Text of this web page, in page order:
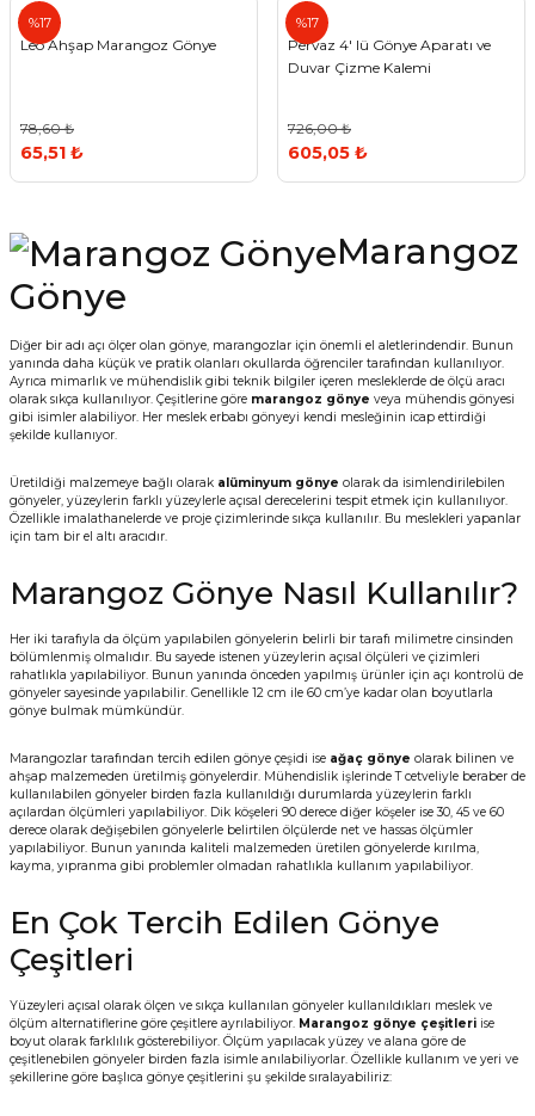
Vitrin Ara Ayakları
Askı Boruları ve Flanşları
Papuç Çeşitleri
Cam Kilidi
Elektronik Kilitler
Piton Askı
Vida, Dübel ve Çivi
Zımpara Çeşitleri
Tutkal Çeşitleri
Fırça ve Spatula
Silikon Tabancaları
Sıcak Hava Tabancası
Sabunluk
Tuvalet Fırçalığı
Pantolonluk
%17
Leo
Leo Ahşap Marangoz Gönye
78,60 ₺
65,51 ₺
%17
Pervaz 4' lü Gönye Aparatı ve
Duvar Çizme Kalemi
726,00 ₺
605,05 ₺
Marangoz
Gönye
Diğer bir adı açı ölçer olan gönye, marangozlar için önemli el aletlerindendir. Bunun
yanında daha küçük ve pratik olanları okullarda öğrenciler tarafından kullanılıyor.
Ayrıca mimarlık ve mühendislik gibi teknik bilgiler içeren mesleklerde de ölçü aracı
olarak sıkça kullanılıyor. Çeşitlerine göre marangoz gönye veya mühendis gönyesi
gibi isimler alabiliyor. Her meslek erbabı gönyeyi kendi mesleğinin icap ettirdiği
şekilde kullanıyor.
Üretildiği malzemeye bağlı olarak alüminyum gönye olarak da isimlendirilebilen
gönyeler, yüzeylerin farklı yüzeylerle açısal derecelerini tespit etmek için kullanılıyor.
Özellikle imalathanelerde ve proje çizimlerinde sıkça kullanılır. Bu meslekleri yapanlar
için tam bir el altı aracıdır.
Marangoz Gönye Nasıl Kullanılır?
Her iki tarafıyla da ölçüm yapılabilen gönyelerin belirli bir tarafı milimetre cinsinden
bölümlenmiş olmalıdır. Bu sayede istenen yüzeylerin açısal ölçüleri ve çizimleri
rahatlıkla yapılabiliyor. Bunun yanında önceden yapılmış ürünler için açı kontrolü de
gönyeler sayesinde yapılabilir. Genellikle 12 cm ile 60 cm’ye kadar olan boyutlarla
gönye bulmak mümkündür.
Marangozlar tarafından tercih edilen gönye çeşidi ise ağaç gönye olarak bilinen ve
ahşap malzemeden üretilmiş gönyelerdir. Mühendislik işlerinde T cetveliyle beraber de
kullanılabilen gönyeler birden fazla kullanıldığı durumlarda yüzeylerin farklı
açılardan ölçümleri yapılabiliyor. Dik köşeleri 90 derece diğer köşeler ise 30, 45 ve 60
derece olarak değişebilen gönyelerle belirtilen ölçülerde net ve hassas ölçümler
yapılabiliyor. Bunun yanında kaliteli malzemeden üretilen gönyelerde kırılma,
kayma, yıpranma gibi problemler olmadan rahatlıkla kullanım yapılabiliyor.
En Çok Tercih Edilen Gönye
Çeşitleri
Yüzeyleri açısal olarak ölçen ve sıkça kullanılan gönyeler kullanıldıkları meslek ve
ölçüm alternatiflerine göre çeşitlere ayrılabiliyor. Marangoz gönye çeşitleri ise
boyut olarak farklılık gösterebiliyor. Ölçüm yapılacak yüzey ve alana göre de
çeşitlenebilen gönyeler birden fazla isimle anılabiliyorlar. Özellikle kullanım ve yeri ve
şekillerine göre başlıca gönye çeşitlerini şu şekilde sıralayabiliriz: